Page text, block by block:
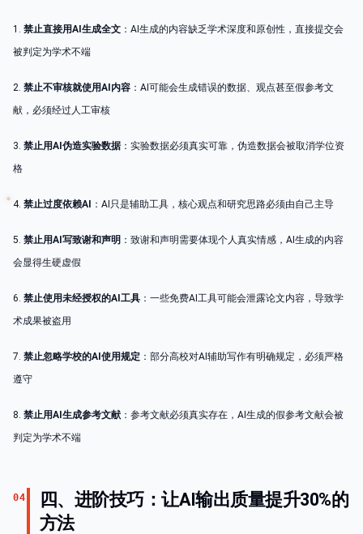
1. 禁止直接用AI生成全文 ：AI生成的内容缺乏学术深度和原创性，直接提交会
被判定为学术不端
2. 禁止不审核就使用AI内容 ：AI可能会生成错误的数据、观点甚至假参考文
献，必须经过人工审核
3. 禁止用AI伪造实验数据 ：实验数据必须真实可靠，伪造数据会被取消学位资
格
4. 禁止过度依赖AI ：AI只是辅助工具，核心观点和研究思路必须由自己主导
5. 禁止用AI写致谢和声明 ：致谢和声明需要体现个人真实情感，AI生成的内容
会显得生硬虚假
6. 禁止使用未经授权的AI工具 ：一些免费AI工具可能会泄露论文内容，导致学
术成果被盗用
7. 禁止忽略学校的AI使用规定 ：部分高校对AI辅助写作有明确规定，必须严格
遵守
8. 禁止用AI生成参考文献 ：参考文献必须真实存在，AI生成的假参考文献会被
判定为学术不端
04
四、进阶技巧：让AI输出质量提升30%的
方法